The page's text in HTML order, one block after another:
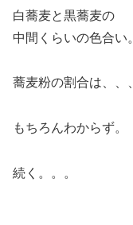
白蕎麦と黒蕎麦の
中間くらいの色合い。
蕎麦粉の割合は、、、
もちろんわからず。
続く。。。